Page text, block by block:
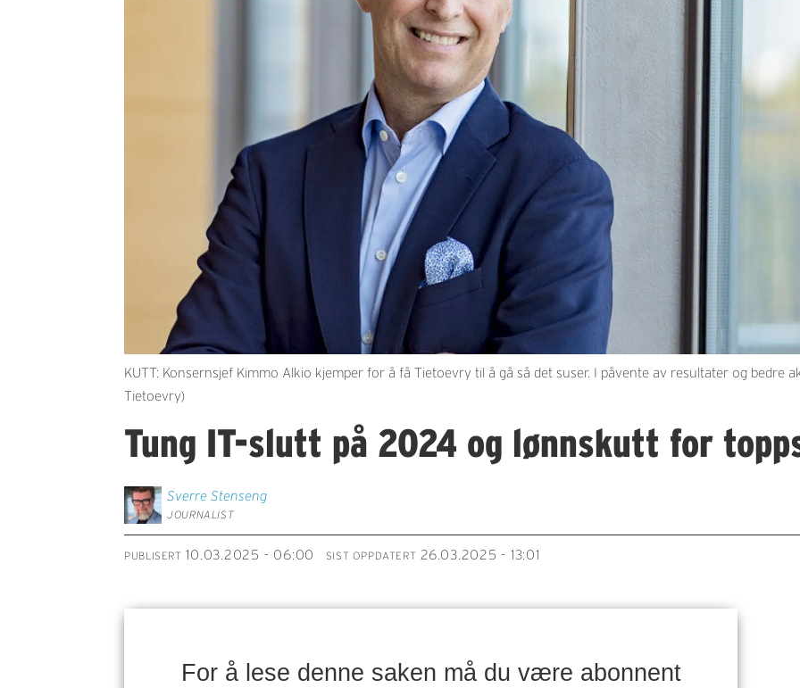
KUTT: Konsernsjef Kimmo Alkio kjemper for å få Tietoevry til å gå så det suser. I påvente av resultater og bedre
Tietoevry)
Tung IT-slutt på 2024 og lønnskutt for
Sverre Stenseng
JOURNALIST
PUBLISERT 10.03.2025 - 06:00 SIST OPPDATERT 26.03.2025 - 13:01
For å lese denne saken må du være abonnent